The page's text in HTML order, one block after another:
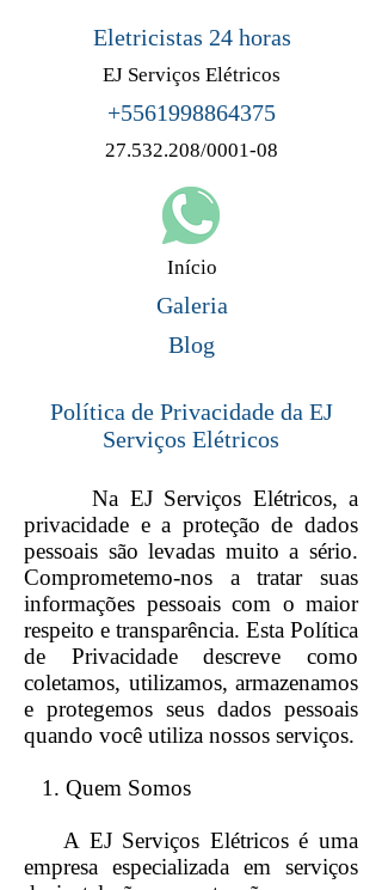
Eletricistas 24 horas
EJ Serviços Elétricos
+5561998864375
27.532.208/0001-08
Início
Galeria
Blog
Política de Privacidade da EJ
Serviços Elétricos
Na EJ Serviços Elétricos, a
privacidade e a proteção de dados
pessoais são levadas muito a sério.
Comprometemo-nos a tratar suas
informações pessoais com o maior
respeito e transparência. Esta Política
de Privacidade descreve como
coletamos, utilizamos, armazenamos
e protegemos seus dados pessoais
quando você utiliza nossos serviços.
1. Quem Somos
A EJ Serviços Elétricos é uma
empresa especializada em serviços